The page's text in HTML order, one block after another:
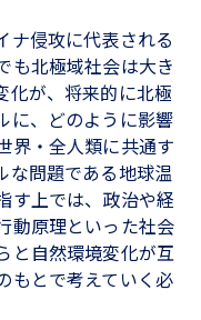
ナ侵攻に代表される
も北極域社会は大き
化が、将来的に北極
に、どのように影響
界・全人類に共通す
な問題である地球温
す上では、政治や経
動原理といった社会
と自然環境変化が互
もとで考えていく必